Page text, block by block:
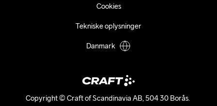
Copyright © Craft of Scandinavia AB, 504 30 Borås.
Cookies
Tekniske oplysninger
Danmark